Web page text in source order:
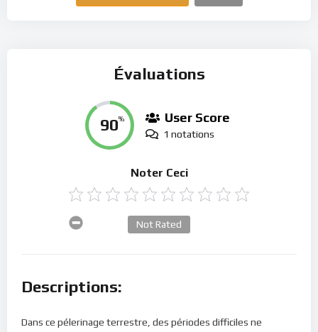
Évaluations
90% User Score
1 notations
Noter Ceci
Not Rated
Descriptions:
Dans ce pélerinage terrestre, des périodes difficiles ne